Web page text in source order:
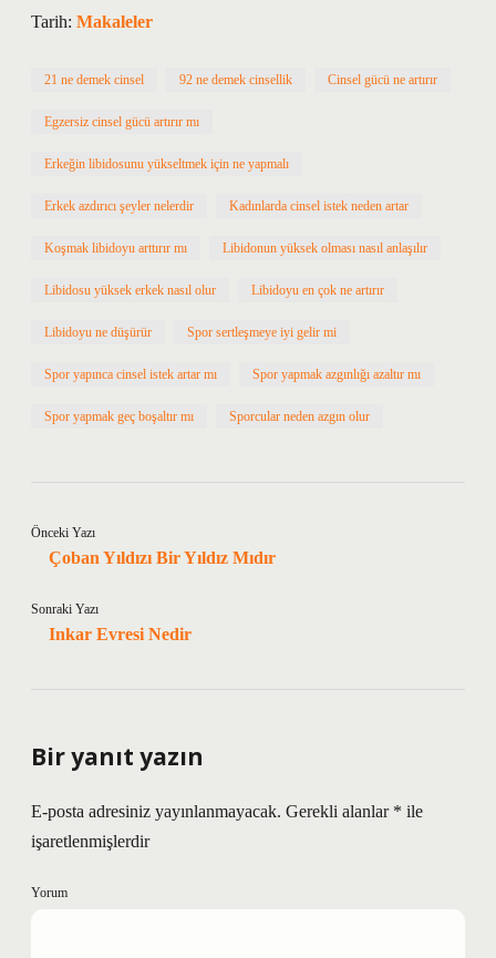
Tarih: Makaleler
21 ne demek cinsel 92 ne demek cinsellik Cinsel gücü ne artırır
Egzersiz cinsel gücü artırır mı
Erkeğin libidosunu yükseltmek için ne yapmalı
Erkek azdırıcı şeyler nelerdir Kadınlarda cinsel istek neden artar
Koşmak libidoyu arttırır mı Libidonun yüksek olması nasıl anlaşılır
Libidosu yüksek erkek nasıl olur Libidoyu en çok ne artırır
Libidoyu ne düşürür Spor sertleşmeye iyi gelir mi
Spor yapınca cinsel istek artar mı Spor yapmak azgınlığı azaltır mı
Spor yapmak geç boşaltır mı Sporcular neden azgın olur
Önceki Yazı
Çoban Yıldızı Bir Yıldız Mıdır
Sonraki Yazı
Inkar Evresi Nedir
Bir yanıt yazın
E-posta adresiniz yayınlanmayacak. Gerekli alanlar * ile
işaretlenmişlerdir
Yorum